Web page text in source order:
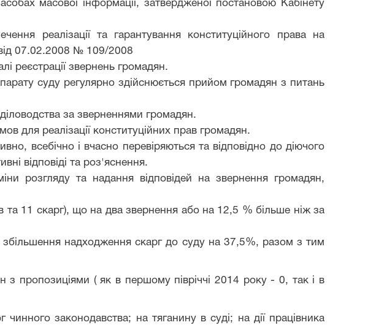
масової інформації, затвердженої постановою Кабінету
реалізації та гарантування конституційного права на
07.02.2008 № 109/2008
реєстрації звернень громадян.
суду регулярно здійснюється прийом громадян з питань
за зверненнями громадян.
для реалізації конституційних прав громадян.
всебічно і вчасно перевіряються та відповідно до діючого
відповіді та роз'яснення.
розгляду та надання відповідей на звернення громадян,
та 11 скарг), що на два звернення або на 12,5 % більше ніж за
збільшення надходженняскаргдо суду на 37,5%, разом з тим
з пропозиціями ( як в першому півріччі 2014 року - 0, так і в
законодавства; на тяганину в суді; на дії працівника